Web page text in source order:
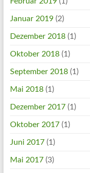
Januar 2019(2)
Dezember 2018(1)
Oktober 2018(1)
September 2018(1)
Mai 2018(1)
Dezember 2017(1)
Oktober 2017(1)
Juni 2017(1)
Mai 2017(3)